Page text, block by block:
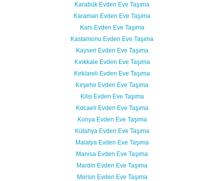
Karabük Evden Eve Taşıma
Karaman Evden Eve Taşıma
Kars Evden Eve Taşıma
Kastamonu Evden Eve Taşıma
Kayseri Evden Eve Taşıma
Kırıkkale Evden Eve Taşıma
Kırklareli Evden Eve Taşıma
Kırşehir Evden Eve Taşıma
Kilis Evden Eve Taşıma
Kocaeli Evden Eve Taşıma
Konya Evden Eve Taşıma
Kütahya Evden Eve Taşıma
Malatya Evden Eve Taşıma
Manisa Evden Eve Taşıma
Mardin Evden Eve Taşıma
Mersin Evden Eve Taşıma